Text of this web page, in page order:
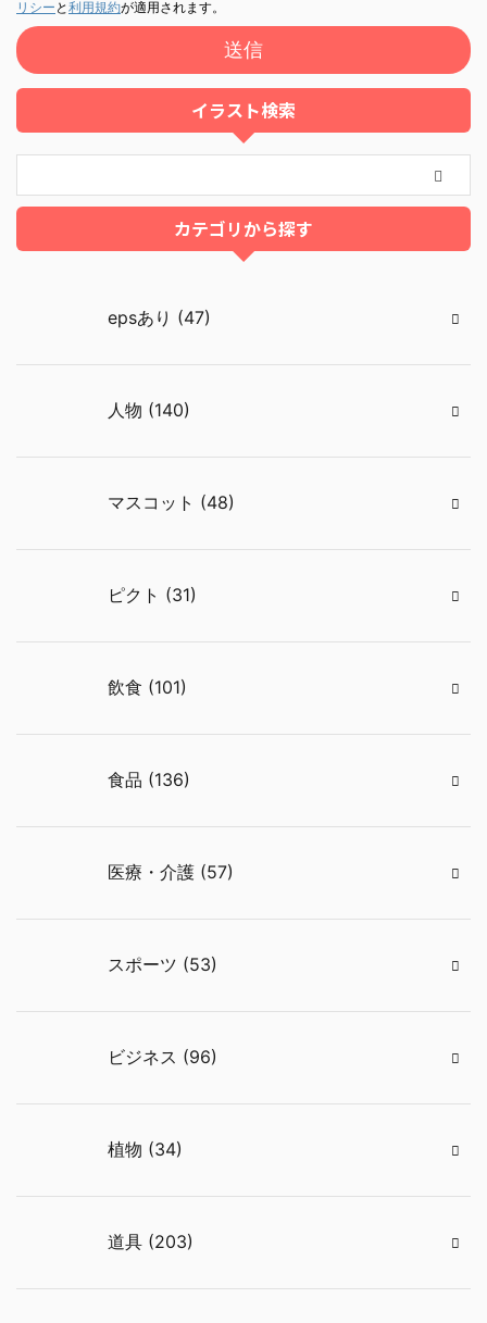
リシー と利用規約が適用されます。
イラスト検索
カテゴリから探す
epsあり (47)
人物 (140)
マスコット (48)
ピクト (31)
飲食 (101)
食品 (136)
医療・介護 (57)
スポーツ (53)
ビジネス (96)
植物 (34)
道具 (203)